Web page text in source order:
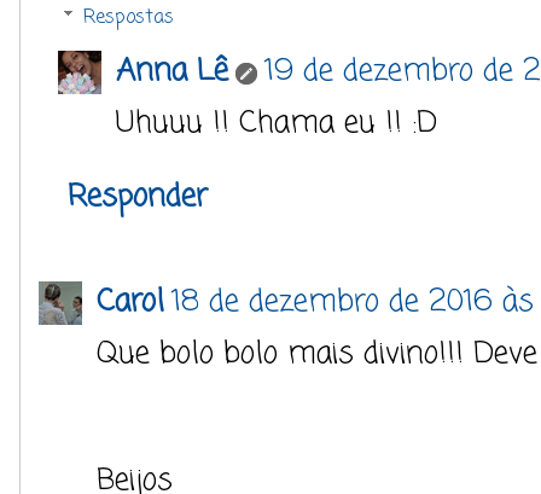
Respostas
Anna Lê
19 de dezembro de
Uhuuu !! Chama eu !! :D
Responder
Carol18 de dezembro de 2016
Que bolo bolo mais divino!!!
Beijos